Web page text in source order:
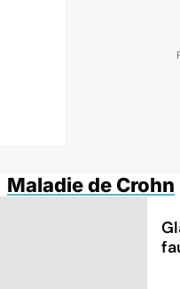
Maladie de Crohn